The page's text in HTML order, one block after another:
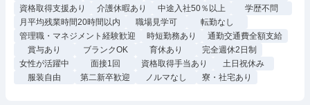
資格取得支援あり
介護休暇あり 中途入社50％以上
学歴不問
月平均残業時間20時間以内
職場見学可
転勤なし
管理職・マネジメント経験歓迎
時短勤務あり
通勤交通費全額支給
賞与あり
ブランクOK 育休あり
完全週休2日制
女性が活躍中
面接1回 資格取得手当あり
土日祝休み
服装自由
第二新卒歓迎 ノルマなし 寮・社宅あり